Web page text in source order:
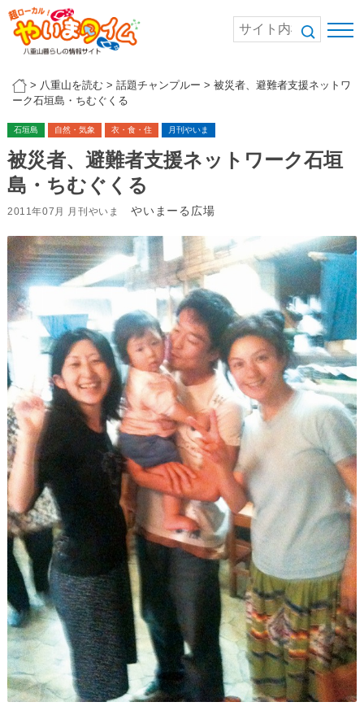
> 八重山を読む > 話題チャンプルー > 被災者、避難者支援ネットワ
ーク石垣島・ちむぐくる
石垣島 自然・気象 衣・食・住 月刊やいま
被災者、避難者支援ネットワーク石垣
島・ちむぐくる
2011年07月 月刊やいま やいまーる広場